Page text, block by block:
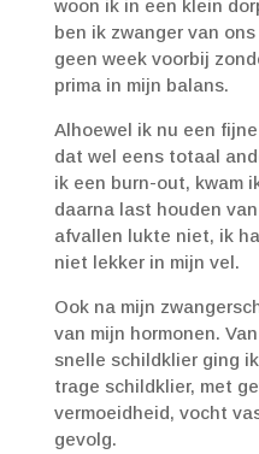
woon ik in een klein
ben ik zwanger van
geen week voorbij
prima in mijn balans.
Alhoewel ik nu een
dat wel eens totaal
ik een burn-out, kwam
daarna last houden
afvallen lukte niet, ik
niet lekker in mijn vel.
Ook na mijn
van mijn hormonen.
snelle schildklier ging
trage schildklier, met
vermoeidheid, vocht
gevolg.